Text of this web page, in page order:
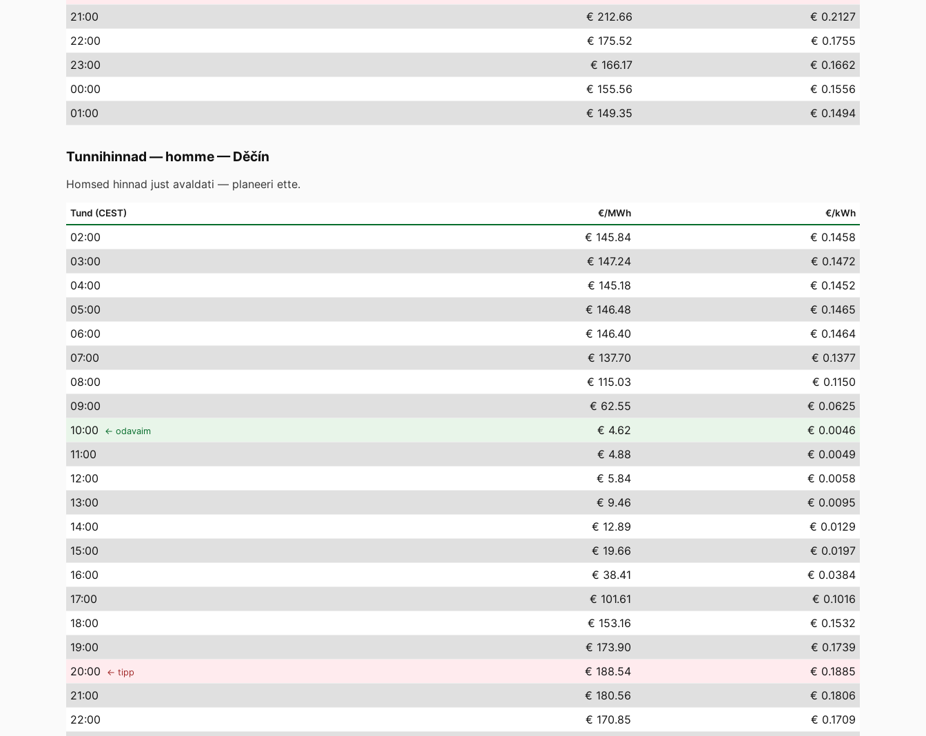
21:00 € 212.66
€ 0.2127
22:00 € 175.52
€ 0.1755
23:00 € 166.17
€ 0.1662
00:00 € 155.56
€ 0.1556
01:00 € 149.35 € 0.1494
Tunnihinnad — homme—Děčín
Homsed hinnad just avaldati — planeeri ette.
Tund (CEST) €/MWh €/kWh
02:00 € 145.84
€ 0.1458
03:00 € 147.24
€ 0.1472
04:00 € 145.18
€ 0.1452
05:00 € 146.48
€ 0.1465
06:00 € 146.40
€ 0.1464
07:00 € 137.70
€ 0.1377
08:00 € 115.03
€ 0.1150
09:00 € 62.55
€ 0.0625
10:00 ← odavaim € 4.62
€ 0.0046
11:00 € 4.88
€ 0.0049
12:00 € 5.84
€ 0.0058
13:00 € 9.46
€ 0.0095
14:00 € 12.89
€ 0.0129
15:00 € 19.66
€ 0.0197
16:00 € 38.41
€ 0.0384
17:00 € 101.61
€ 0.1016
18:00 € 153.16
€ 0.1532
19:00 € 173.90
€ 0.1739
20:00 ← tipp € 188.54
€ 0.1885
21:00 € 180.56
€ 0.1806
22:00 € 170.85
€ 0.1709